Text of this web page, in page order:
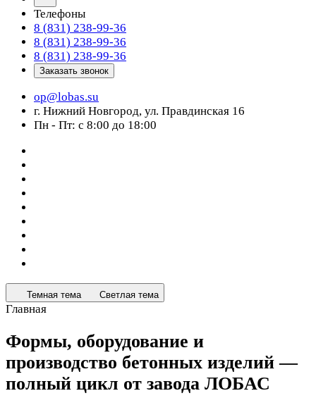
Телефоны
8 (831) 238-99-36
8 (831) 238-99-36
8 (831) 238-99-36
Заказать звонок
op@lobas.su
г. Нижний Новгород, ул. Правдинская 16
Пн - Пт: с 8:00 до 18:00
Темная тема Светлая тема
Главная
Формы, оборудование и
производство бетонных изделий —
полный цикл от завода ЛОБАС